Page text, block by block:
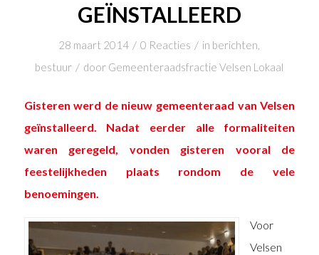
GEÏNSTALLEERD
28 maart 2014 / 0 Reacties / in berichten,
bestuur / door Gemeenteraadsfractie Velsen Lokaal
Gisteren werd de nieuw gemeenteraad van Velsen
geïnstalleerd. Nadat eerder alle formaliteiten
waren geregeld, vonden gisteren vooral de
feestelijkheden plaats rondom de vele
benoemingen.
Voor
Velsen